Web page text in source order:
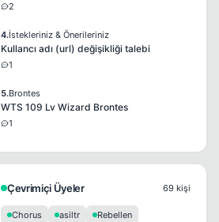
2
4.İstekleriniz & Önerileriniz
Kullancı adı (url) değişikliği talebi
1
5.Brontes
WTS 109 Lv Wizard Brontes
1
Çevrimiçi Üyeler 69 kişi
Chorus asiltr Rebellen